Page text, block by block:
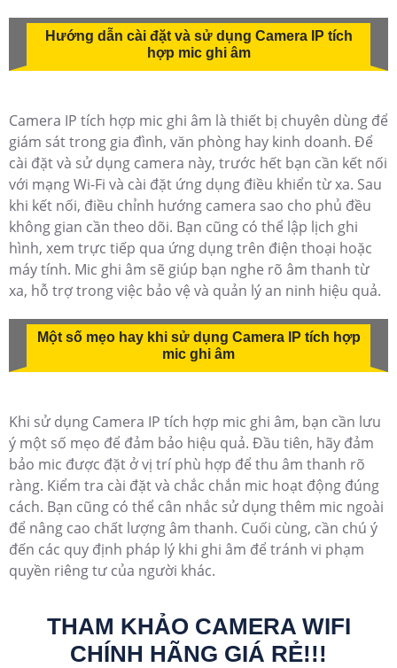
Hướng dẫn cài đặt và sử dụng Camera IP tích
hợp mic ghi âm
Camera IP tích hợp mic ghi âm là thiết bị chuyên dùng để
giám sát trong gia đình, văn phòng hay kinh doanh. Để
cài đặt và sử dụng camera này, trước hết bạn cần kết nối
với mạng Wi-Fi và cài đặt ứng dụng điều khiển từ xa. Sau
khi kết nối, điều chỉnh hướng camera sao cho phủ đều
không gian cần theo dõi. Bạn cũng có thể lập lịch ghi
hình, xem trực tiếp qua ứng dụng trên điện thoại hoặc
máy tính. Mic ghi âm sẽ giúp bạn nghe rõ âm thanh từ
xa, hỗ trợ trong việc bảo vệ và quản lý an ninh hiệu quả.
Một số mẹo hay khi sử dụng Camera IP tích hợp
mic ghi âm
Khi sử dụng Camera IP tích hợp mic ghi âm, bạn cần lưu
ý một số mẹo để đảm bảo hiệu quả. Đầu tiên, hãy đảm
bảo mic được đặt ở vị trí phù hợp để thu âm thanh rõ
ràng. Kiểm tra cài đặt và chắc chắn mic hoạt động đúng
cách. Bạn cũng có thể cân nhắc sử dụng thêm mic ngoài
để nâng cao chất lượng âm thanh. Cuối cùng, cần chú ý
đến các quy định pháp lý khi ghi âm để tránh vi phạm
quyền riêng tư của người khác.
THAM KHẢO CAMERA WIFI
CHÍNH HÃNG GIÁ RẺ!!!